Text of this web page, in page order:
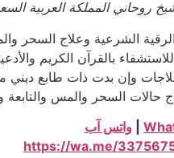
روحاني المملكة العربية
الشرعية وعلاج السحر
بالقرآن الكريم
وإن بدت ذات طابع ديني
حالات السحر والمس
واتس آب
https://wa.me/